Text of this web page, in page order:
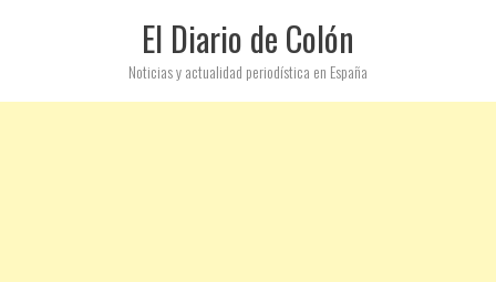
El Diario de Colón
Noticias y actualidad periodística en España